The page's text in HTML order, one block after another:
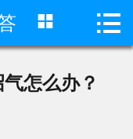
 首页
 
怎么办？